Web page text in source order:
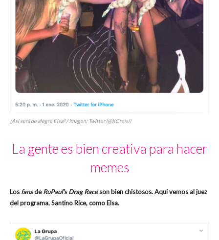
¿Así será de alegre Elsa? / Imagen: Twitter (@KCreisi)
La gente es bien creativa para hacer
memes
Los fansdeRuPaul’s Drag Raceson bien chistosos. Aquí vemos al juez
del programa, Santino Rice, como Elsa.